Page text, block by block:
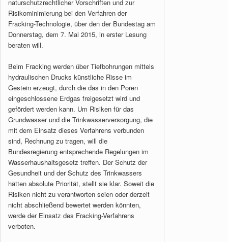
naturschutzrechtlicher Vorschriften und zur
Risikominimierung bei den Verfahren der
Fracking-Technologie, über den der Bundestag am
Donnerstag, dem 7. Mai 2015, in erster Lesung
beraten will.
Beim Fracking werden über Tiefbohrungen mittels
hydraulischen Drucks künstliche Risse im
Gestein erzeugt, durch die das in den Poren
eingeschlossene Erdgas freigesetzt wird und
gefördert werden kann. Um Risiken für das
Grundwasser und die Trinkwasserversorgung, die
mit dem Einsatz dieses Verfahrens verbunden
sind, Rechnung zu tragen, will die
Bundesregierung entsprechende Regelungen im
Wasserhaushaltsgesetz treffen. Der Schutz der
Gesundheit und der Schutz des Trinkwassers
hätten absolute Priorität, stellt sie klar. Soweit die
Risiken nicht zu verantworten seien oder derzeit
nicht abschließend bewertet werden könnten,
werde der Einsatz des Fracking-Verfahrens
verboten.